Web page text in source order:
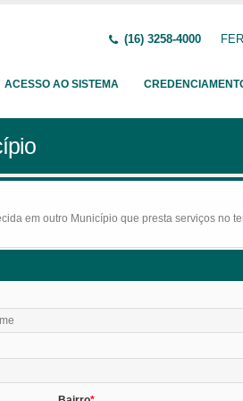
(16) 3258-4000
ACESSO AO SISTEMA
em outro Município que presta serviços no